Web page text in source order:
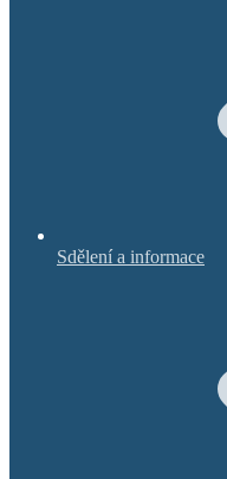
Sdělení a informace